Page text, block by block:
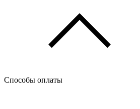
Способы оплаты